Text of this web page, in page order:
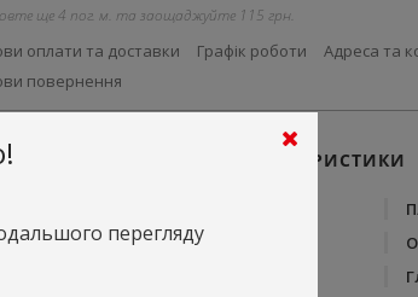
ще 4 пог. м. та заощаджуйте 115 грн.
оплати та доставки Графік роботи
Адреса та
повернення
ХАРАКТЕРИСТИКИ
перегляду